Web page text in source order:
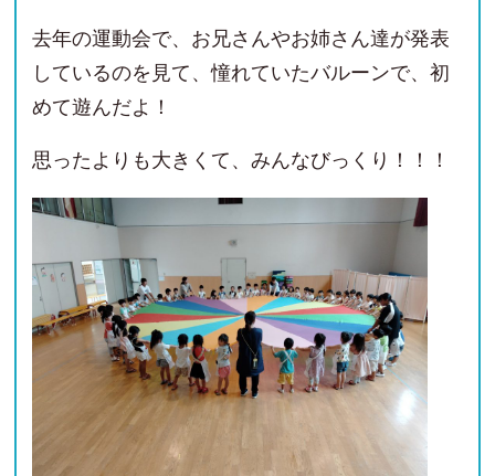
去年の運動会で、お兄さんやお姉さん達が発表
しているのを見て、憧れていたバルーンで、初
めて遊んだよ！
思ったよりも大きくて、みんなびっくり！！！